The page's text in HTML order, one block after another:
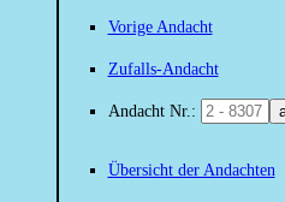
Vorige Andacht
Zufalls-Andacht
Andacht Nr.:
Übersicht der Andachten